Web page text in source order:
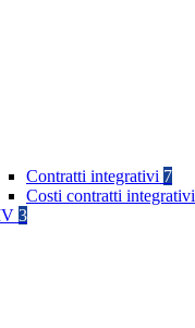
Contratti integrativi 7
Costi contratti integrativi
3